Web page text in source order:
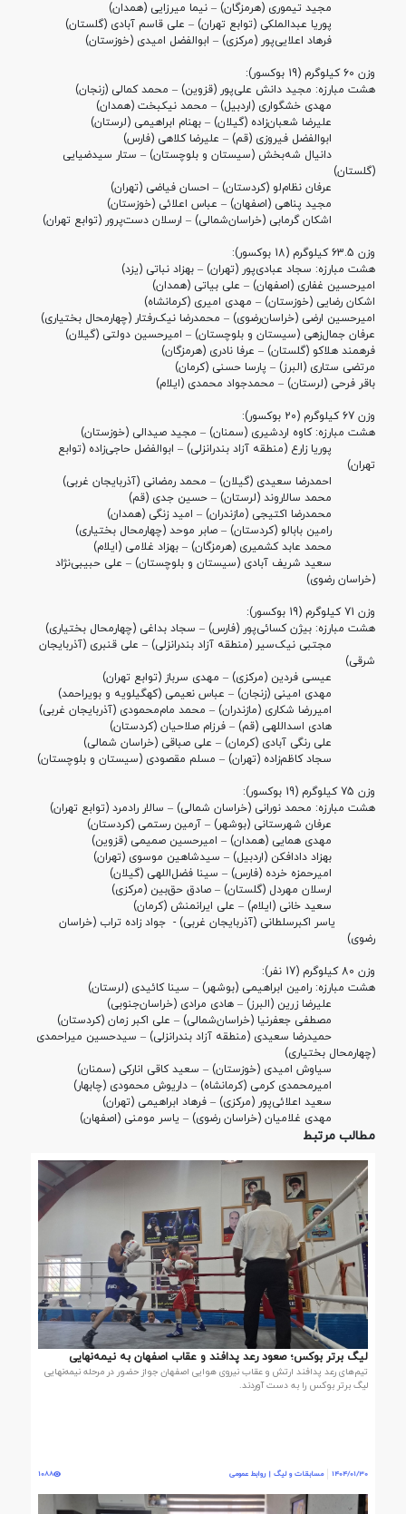
مجید تیموری (هرمزگان) – نیما میرزایی (همدان)
پوریا عبدالملکی (توابع تهران) – علی قاسم آبادی (گلستان)
فرهاد اعلایی‌پور (مرکزی) – ابوالفضل امیدی (خوزستان)
وزن 60 کیلوگرم (19 بوکسور):
هشت مبارزه: مجید دانش علی‌پور (قزوین) – محمد کمالی (زنجان)
مهدی خشگواری (اردبیل) – محمد نیکبخت (همدان)
علیرضا شعبان‌زاده (گیلان) – بهنام ابراهیمی (لرستان)
ابوالفضل فیروزی (قم) – علیرضا کلاهی (فارس)
دانیال شه‌بخش (سیستان و بلوچستان) – ستار سیدضیایی
(گلستان)
عرفان نظام‌لو (کردستان) – احسان فیاضی (تهران)
مجید پناهی (اصفهان) – عباس اعلائی (خوزستان)
اشکان گرمابی (خراسان‌شمالی) – ارسلان دست‌پرور (توابع تهران)
وزن 63.5 کیلوگرم (18 بوکسور):
هشت مبارزه: سجاد عبادی‌پور (تهران) – بهزاد نباتی (یزد)
امیرحسین غفاری (اصفهان) – علی بیاتی (همدان)
اشکان رضایی (خوزستان) – مهدی امیری (کرمانشاه)
امیرحسین ارضی (خراسان‌رضوی) – محمدرضا نیک‌رفتار (چهارمحال بختیاری)
عرفان جمال‌زهی (سیستان و بلوچستان) – امیرحسین دولتی (گیلان)
فرهمند هلاکو (گلستان) – عرفا نادری (هرمزگان)
مرتضی ستاری (البرز) – پارسا حسنی (کرمان)
باقر فرحی (لرستان) – محمدجواد محمدی (ایلام)
وزن 67 کیلوگرم (20 بوکسور):
هشت مبارزه: کاوه اردشیری (سمنان) – مجید صیدالی (خوزستان)
پوریا زارع (منطقه آزاد بندرانزلی) – ابوالفضل حاجی‌زاده (توابع
تهران)
احمدرضا سعیدی (گیلان) – محمد رمضانی (آذربایجان‌ غربی)
محمد سالاروند (لرستان) – حسین جدی (قم)
محمدرضا اکتیجی (مازندران) – امید زنگی (همدان)
رامین بابالو (کردستان) – صابر موحد (چهارمحال بختیاری)
محمد عابد کشمیری (هرمزگان) – بهزاد غلامی (ایلام)
سعید شریف آبادی (سیستان و بلوچستان) – علی حبیبی‌نژاد
(خراسان رضوی)
وزن 71 کیلوگرم (19 بوکسور):
هشت مبارزه: بیژن کسائی‌پور (فارس) – سجاد بداغی (چهارمحال بختیاری)
مجتبی نیک‌سیر (منطقه آزاد بندرانزلی) – علی قنبری (آذربایجان‌
شرقی)
عیسی فردین (مرکزی) – مهدی سرباز (توابع تهران)
مهدی امینی (زنجان) – عباس نعیمی (کهگیلویه و بویراحمد)
امیررضا شکاری (مازندران) – محمد مام‌محمودی (آذربایجان‌ غربی)
هادی اسداللهی (قم) – فرزام صلاحیان (کردستان)
علی رنگی آبادی (کرمان) – علی صباقی (خراسان‌ شمالی)
سجاد کاظم‌زاده (تهران) – مسلم مقصودی (سیستان و بلوچستان)
وزن 75 کیلوگرم (19 بوکسور):
هشت مبارزه: محمد نورانی (خراسان شمالی) – سالار رادمرد (توابع تهران)
عرفان شهرستانی (بوشهر) – آرمین رستمی (کردستان)
مهدی همایی (همدان) – امیرحسین صمیمی (قزوین)
بهزاد دادافکن (اردبیل) – سیدشاهین موسوی (تهران)
امیرحمزه خرده (فارس) – سینا فضل‌اللهی (گیلان)
ارسلان مهردل (گلستان) – صادق حق‌بین (مرکزی)
سعید خانی (ایلام) – علی ایرانمنش (کرمان)
یاسر اکبرسلطانی (آذربایجان‌ غربی) - جواد زاده تراب (خراسان‌
رضوی)
وزن 80 کیلوگرم (17 نفر):
هشت مبارزه: رامین ابراهیمی (بوشهر) – سینا کائیدی (لرستان)
علیرضا زرین (البرز) – هادی مرادی (خراسان‌جنوبی)
مصطفی جعفرنیا (خراسان‌شمالی) – علی اکبر زمان (کردستان)
حمیدرضا سعیدی (منطقه آزاد بندرانزلی) – سیدحسین میراحمدی
(چهارمحال بختیاری)
سیاوش امیدی (خوزستان) – سعید کاقی انارکی (سمنان)
امیرمحمدی کرمی (کرمانشاه) – داریوش محمودی (چابهار)
سعید اعلائی‌پور (مرکزی) – فرهاد ابراهیمی (تهران)
مهدی غلامیان (خراسان‌ رضوی) – یاسر مومنی (اصفهان)
مطالب مرتبط
لیگ برتر بوکس؛ صعود رعد پدافند و عقاب اصفهان به نیمه‌نهایی
تیم‌های رعد پدافند ارتش و عقاب نیروی هوایی اصفهان جواز حضور در مرحله نیمه‌نهایی
لیگ برتر بوکس را به دست آوردند.
1404/01/30 مسابقات و لیگ | روابط عمومی 1088